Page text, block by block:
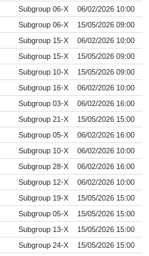
Subgroup 06-X
06/02/2026 10:00
Subgroup 06-X
15/05/2026 09:00
Subgroup 15-X
06/02/2026 10:00
Subgroup 15-X
15/05/2026 09:00
Subgroup 10-X
15/05/2026 09:00
Subgroup 16-X
06/02/2026 10:00
Subgroup 03-X
06/02/2026 16:00
Subgroup 21-X
15/05/2026 15:00
Subgroup 05-X
06/02/2026 16:00
Subgroup 10-X
06/02/2026 10:00
Subgroup 28-X
06/02/2026 16:00
Subgroup 12-X
06/02/2026 10:00
Subgroup 19-X
15/05/2026 15:00
Subgroup 05-X
15/05/2026 15:00
Subgroup 13-X
15/05/2026 15:00
Subgroup 24-X
15/05/2026 15:00